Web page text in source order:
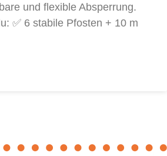
und flexible Absperrung.
✅ 6 stabile Pfosten + 10 m